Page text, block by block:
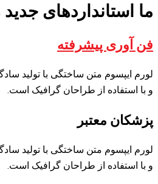
ما استانداردهای
فن آوری پیشرفته
لورم ایپسوم متن ساختگی با تولید
و با استفاده از طراحان گرافیک است.
پزشکان معتبر
لورم ایپسوم متن ساختگی با تولید
و با استفاده از طراحان گرافیک است.